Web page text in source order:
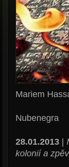
Mariem
Nubenegra
28.01.2013|
kolonií a